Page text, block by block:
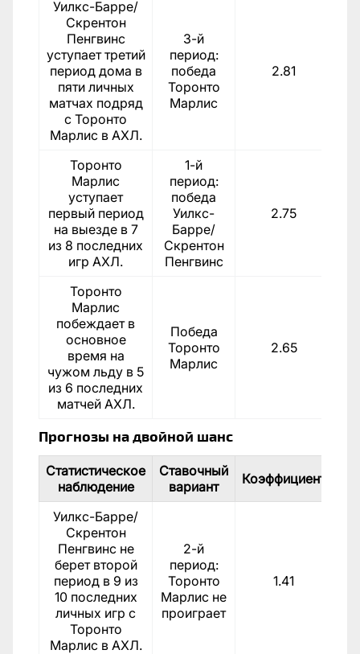
Уилкс-Барре/
Скрентон
Пенгвинс
уступает третий
период дома в
пяти личных
матчах подряд
с Торонто
Марлис в АХЛ.
3-й
период:
победа
Торонто
Марлис
2.81
Торонто
Марлис
уступает
первый период
на выезде в 7
из 8 последних
игр АХЛ.
1-й
период:
победа
Уилкс-
Барре/
Скрентон
Пенгвинс
2.75
Торонто
Марлис
побеждает в
основное
время на
чужом льду в 5
из 6 последних
матчей АХЛ.
Победа
Торонто
Марлис
2.65
Прогнозы на двойной шанс
Статистическое
наблюдение
Ставочный
вариант
Коэффициент
Уилкс-Барре/
Скрентон
Пенгвинс не
берет второй
период в 9 из
10 последних
личных игр с
Торонто
Марлис в АХЛ.
2-й
период:
Торонто
Марлис не
проиграет
1.41